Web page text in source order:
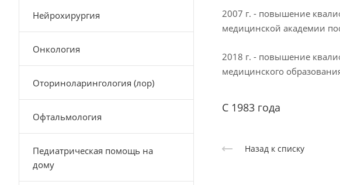
2007 г. - повышение
медицинской академии
2018 г. - повышение
медицинского
С 1983 года
Назад к списку
Нейрохирургия
Онкология
Оториноларингология (лор)
Офтальмология
Педиатрическая помощь на
дому